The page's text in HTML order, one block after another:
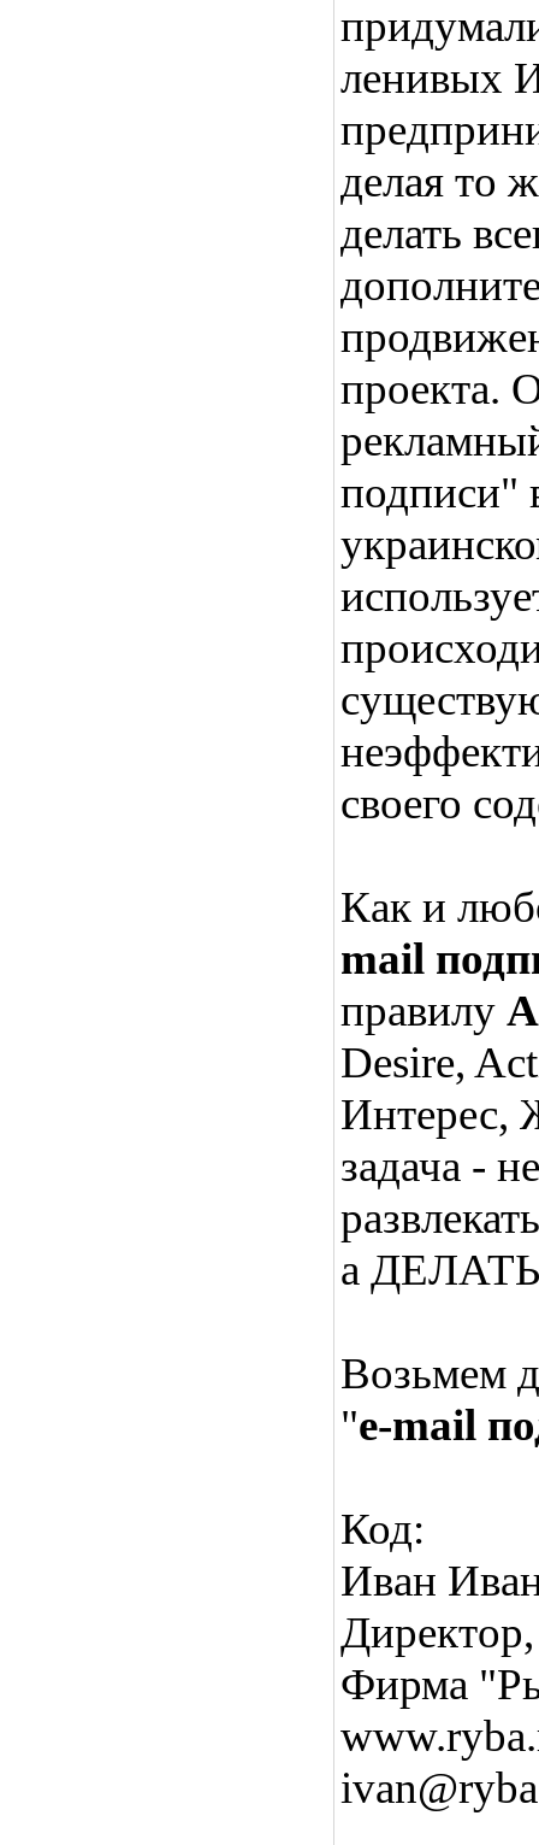
ленивых
делая то
делать
проекта.
подписи"
своего
Как и
mail
правилу
Desire,
Интерес,
задача -
а
Возьмем
"e-mail
Код:
Иван
Директор,
Фирма